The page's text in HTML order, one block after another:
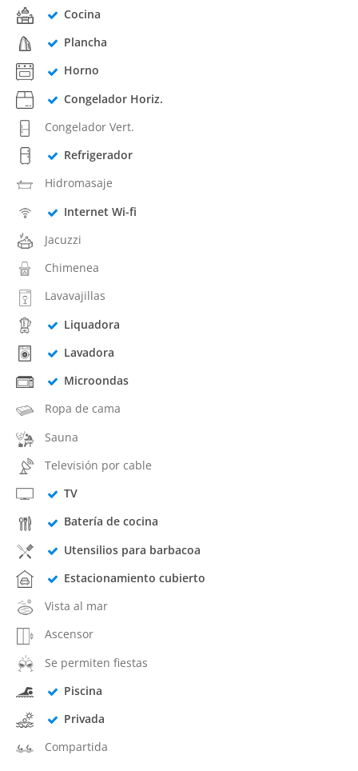
Cocina
Plancha
Horno
Congelador Horiz.
Congelador Vert.
Refrigerador
Hidromasaje
Internet Wi-fi
Jacuzzi
Chimenea
Lavavajillas
Liquadora
Lavadora
Microondas
Ropa de cama
Sauna
Televisión por cable
TV
Batería de cocina
Utensilios para barbacoa
Estacionamiento cubierto
Vista al mar
Ascensor
Se permiten fiestas
Piscina
Privada
Compartida